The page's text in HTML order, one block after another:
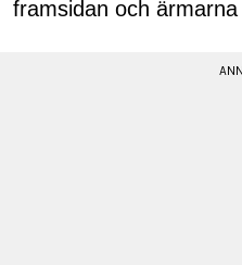
framsidan och